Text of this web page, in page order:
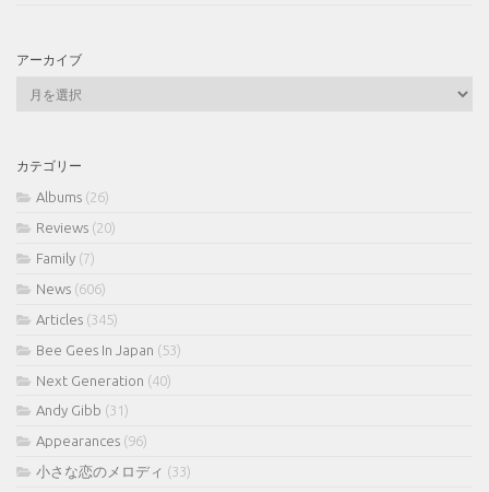
アーカイブ
ブ
カテゴリー
Albums (26)
Reviews (20)
Family (7)
News (606)
Articles (345)
Bee Gees In Japan (53)
Next Generation (40)
Andy Gibb (31)
Appearances (96)
小さな恋のメロディ (33)